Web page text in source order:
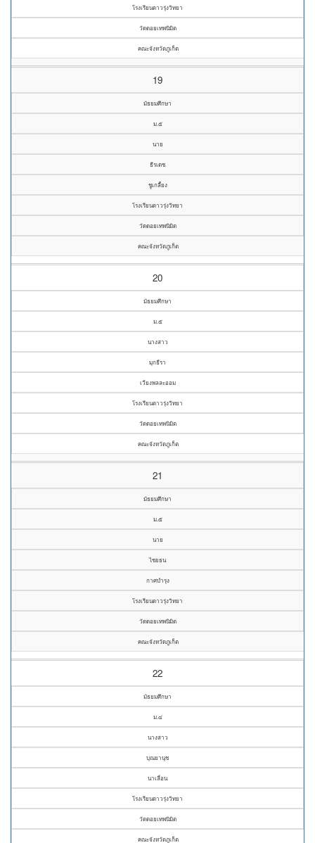
โรงเรียนดาวรุ่งวิทยา
วัดดอยเทพนิมิต
คณะจังหวัดภูเก็ต
19
มัธยมศึกษา
ม.๕
นาย
ธีรเดช
ชูเกลี้ยง
โรงเรียนดาวรุ่งวิทยา
วัดดอยเทพนิมิต
คณะจังหวัดภูเก็ต
20
มัธยมศึกษา
ม.๕
นางสาว
มุกธีรา
เวียงพลละออม
โรงเรียนดาวรุ่งวิทยา
วัดดอยเทพนิมิต
คณะจังหวัดภูเก็ต
21
มัธยมศึกษา
ม.๕
นาย
ไชยธน
กาศบำรุง
โรงเรียนดาวรุ่งวิทยา
วัดดอยเทพนิมิต
คณะจังหวัดภูเก็ต
22
มัธยมศึกษา
ม.๔
นางสาว
บุณยานุช
นาเลื่อน
โรงเรียนดาวรุ่งวิทยา
วัดดอยเทพนิมิต
คณะจังหวัดภูเก็ต